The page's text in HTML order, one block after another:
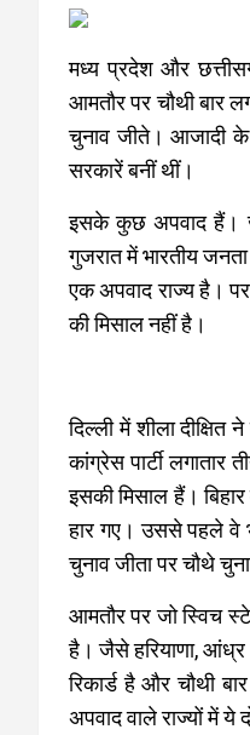
मध्य प्रदेश और
आमतौर पर चौथी बार
चुनाव जीते। आजादी के
सरकारें बनीं थीं।
इसके कुछ अपवाद हैं। जैसे
गुजरात में भारतीय
एक अपवाद राज्य है।
की मिसाल नहीं है।
दिल्ली में शीला
कांग्रेस पार्टी
इसकी मिसाल हैं।
हार गए। उससे पहले वे
चुनाव जीता पर चौथे
आमतौर पर जो स्विच
है। जैसे हरियाणा,
रिकार्ड है और चौथी
अपवाद वाले राज्यों में ये